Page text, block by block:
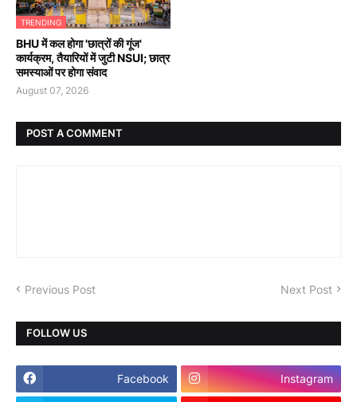
TRENDING
BHU में कल होगा 'छात्रों की गूंज'
कार्यक्रम, तैयारियों में जुटी NSUI; छात्र
समस्याओं पर होगा संवाद
August 07, 2026
POST A COMMENT
Previous Post Next Post
FOLLOW US
Facebook Instagram